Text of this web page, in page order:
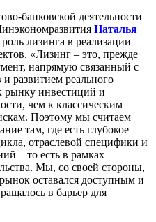
банковской деятельности
Наталья
лизинга в реализации
«Лизинг – это, прежде
напрямую связанный с
развитием реального
рынку инвестиций и
чем к классическим
Поэтому мы считаем
там, где есть глубокое
отраслевой специфики и
– то есть в рамках
Мы, со своей стороны,
оставался доступным и
в барьер для